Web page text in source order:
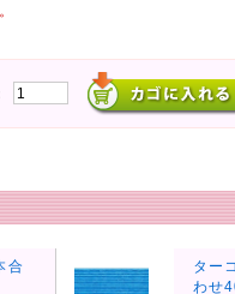
合
ター
わせ